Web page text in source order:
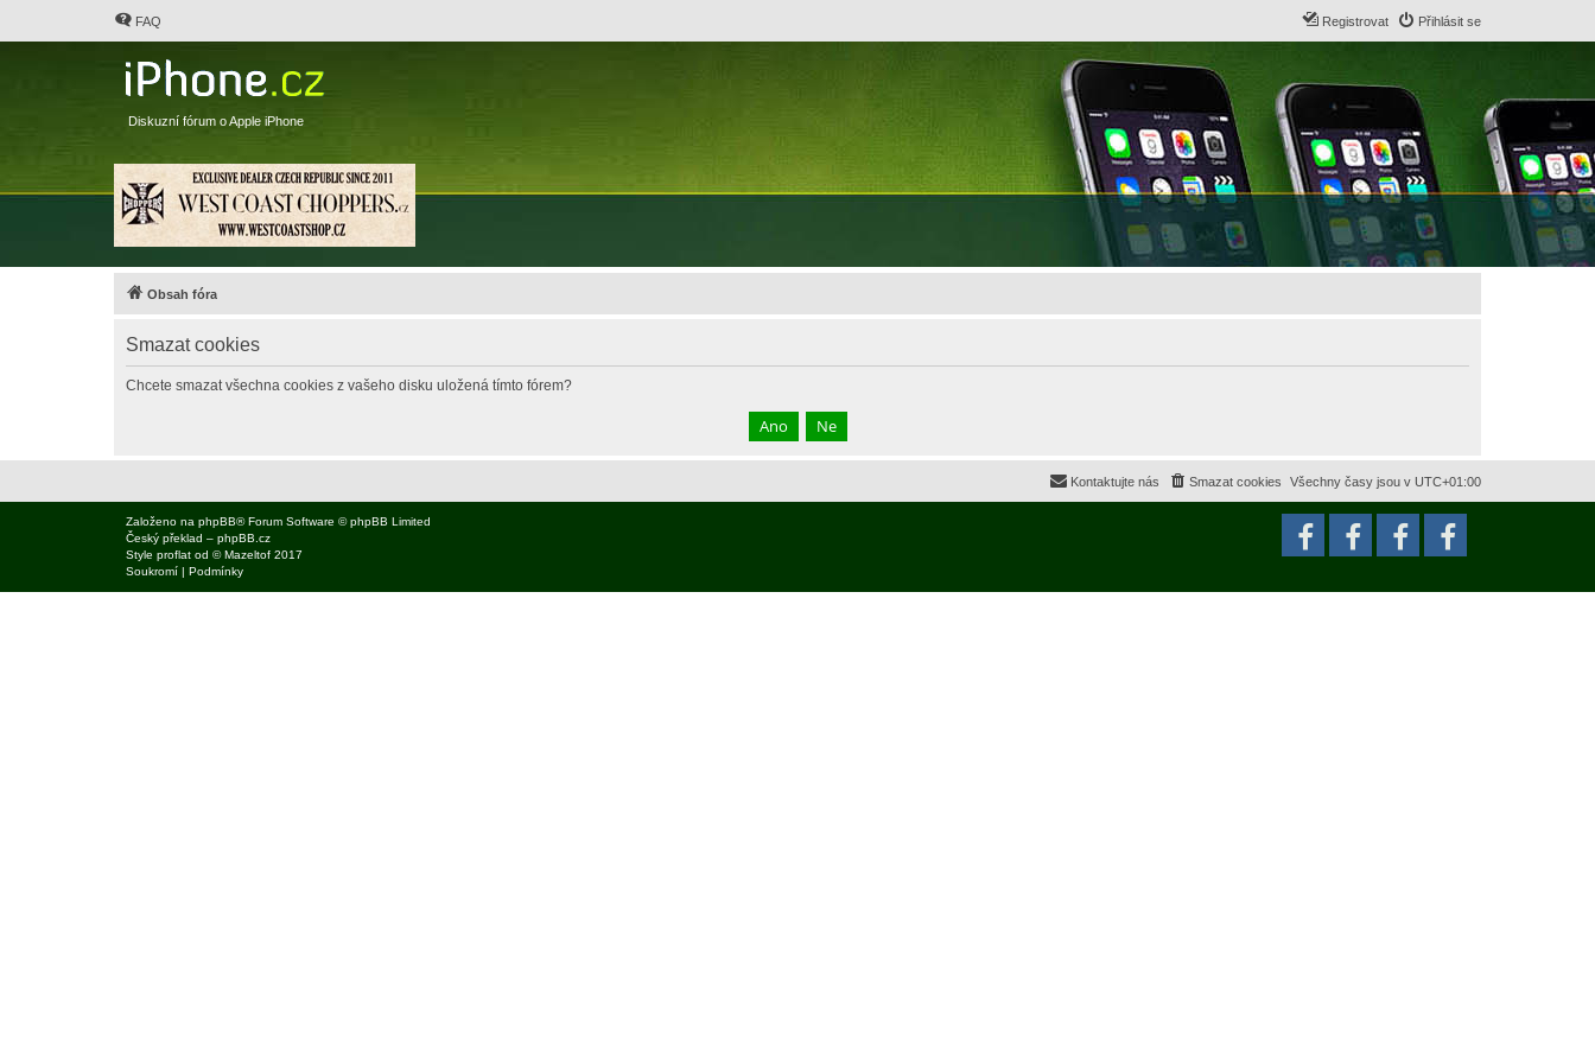
FAQ Přihlásit se
Registrovat
Diskuzní fórum o Apple iPhone
Obsah fóra
Smazat cookies
Chcete smazat všechna cookies z vašeho disku uložená tímto fórem?
Všechny časy jsou v UTC+01:00
Smazat cookies
Kontaktujte nás
Založeno na phpBB® Forum Software © phpBB Limited
Český překlad – phpBB.cz
Style proflat od ©Mazeltof 2017
Soukromí | Podmínky